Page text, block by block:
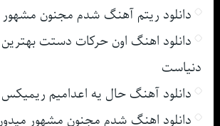
دانلود ریتم آهنگ شدم مجنون
دانلود اهنگ اون حرکات دستت بهترین
دنیاست
دانلود آهنگ حال یه اعدامیم ریمیکس 2026
دانلود اهنگ شدم مجنون مشهور